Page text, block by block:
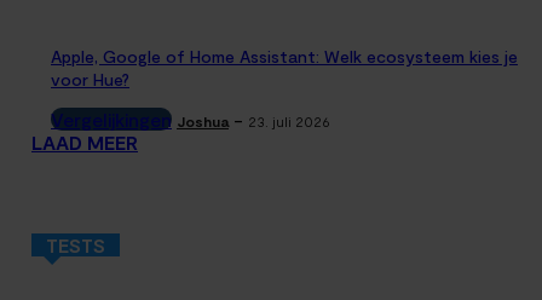
Apple, Google of Home Assistant: Welk ecosysteem kies je
voor Hue?
Vergelijkingen Joshua - 23. juli 2026
LAAD MEER
TESTS